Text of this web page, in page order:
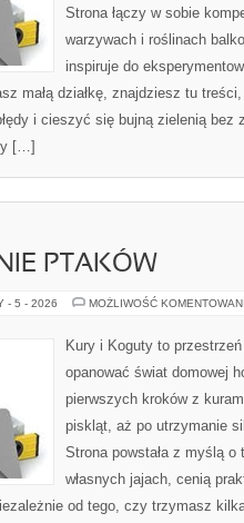
Strona łączy w sobie
warzywach i roślinach
inspiruje do
małą działkę, znajdziesz tu
i cieszyć się bujną zielenią bez
[…]
PTAKÓW
- 5 - 2026 MOŻLIWOŚĆ
Kury i Koguty to
opanować świat domowej
pierwszych kroków z
piskląt, aż po utrzymanie
Strona powstała z myślą
własnych jajach, cenią
od tego, czy trzymasz